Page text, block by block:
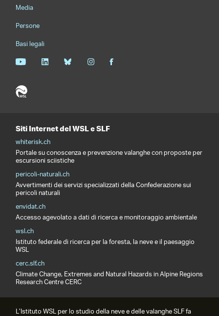
Media
Persone
Basi legali
Siti Internet del WSL e SLF
whiterisk.ch
Portale su conoscenza e prevenzione valanghe con proposte per
escursioni sciistiche
pericoli-naturali.ch
Avvertimenti dei servizi specializzati della Confederazione sui
pericoli naturali
envidat.ch
Accesso agevolato a dati di ricerca e monitoraggio ambientale
wsl.ch
Istituto federale di ricerca per la foresta, la neve e il paesaggio
WSL
cerc.slf.ch
Climate Change, Extremes and Natural Hazards in Alpine Regions
Research Centre CERC
L’Istituto WSL per lo studio della neve e delle valanghe SLF fa